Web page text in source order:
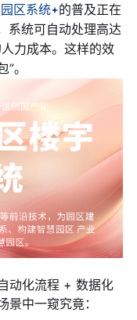
区系统 的普及正在
统可自动处理高达
力成本。这样的效
。
动化流程 + 数据化
中一窥究竟：